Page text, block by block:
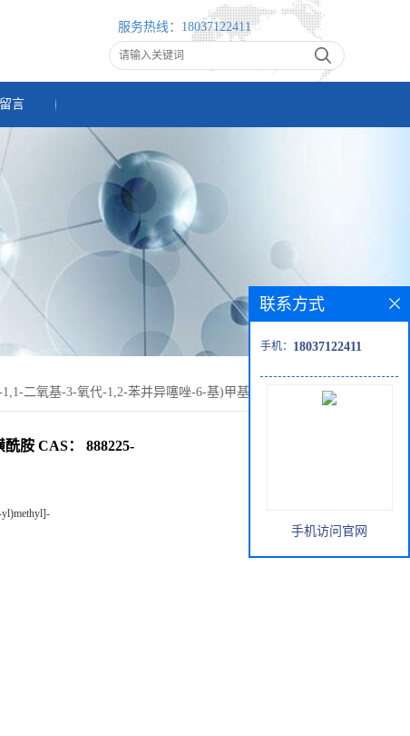
服务热线： 18037122411
言
二氧基-3-氧代-1,2-苯并异噻唑-6-基)甲基]甲基磺酰胺
胺 CAS： 888225-
yl)methyl]-
联系方式
手机： 18037122411
手机访问官网